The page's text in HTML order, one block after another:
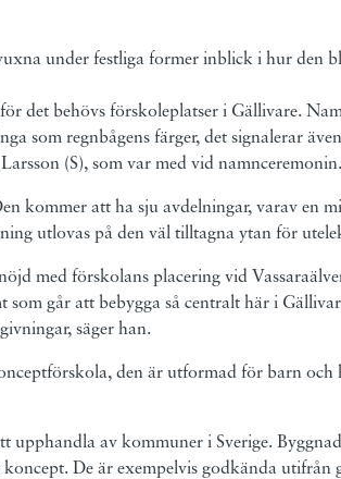
under festliga former inblick i hur den
det behövs förskoleplatser i Gällivare.
som regnbågens färger, det signalerar
(S), som var med vid namnceremonin.
kommer att ha sju avdelningar, varav en
utlovas på den väl tilltagna ytan för
med förskolans placering vid
som går att bebygga så centralt här i
säger han.
den är utformad för barn och
av kommuner i Sverige.
De är exempelvis godkända utifrån